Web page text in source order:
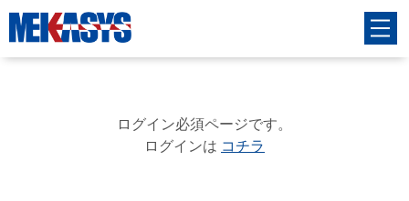
ログイン必須ページです。
ログインは コチラ